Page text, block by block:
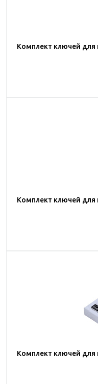
Комплект ключей
Комплект ключей
Комплект ключей для